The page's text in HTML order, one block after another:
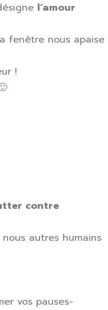
l’amour
fenêtre nous apaise
!
contre
autres humains
vos pauses-